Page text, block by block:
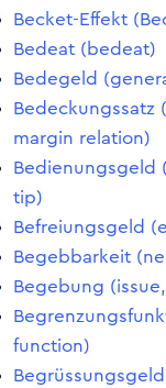
Becket-Effekt
Bedeat (bedeat)
Bedegeld
Bedeckungssatz
margin relation)
Bedienungsgeld
tip)
Befreiungsgeld
Begebbarkeit
Begebung
function)